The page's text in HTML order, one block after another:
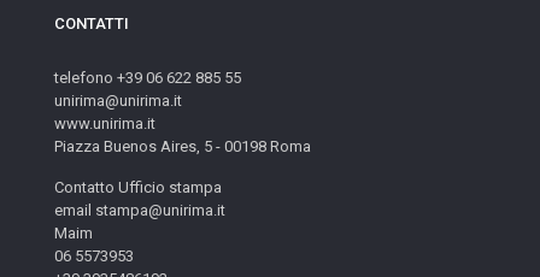
CONTATTI
telefono +39 06 622 885 55
unirima@unirima.it
www.unirima.it
Piazza Buenos Aires, 5 - 00198 Roma
Contatto Ufficio stampa
email stampa@unirima.it
Maim
06 5573953